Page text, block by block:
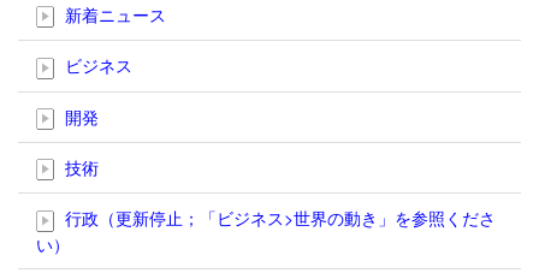
新着ニュース
ビジネス
開発
技術
行政（更新停止；「ビジネス>世界の動き」を参照くださ
い）